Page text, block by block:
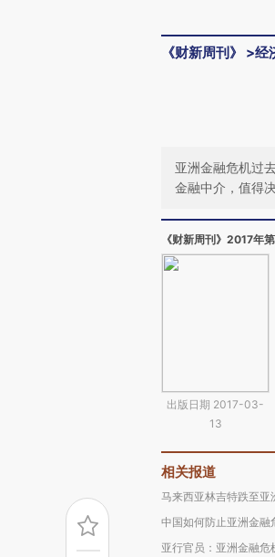
《财新周刊》 >经
亚洲金融危机过
金融中介，值得
《财新周刊》2017年
出版日期 2017-03-
13
相关报道
马来西亚林吉特跌至亚
中国如何防止亚洲金融
亚行官员：亚洲金融危